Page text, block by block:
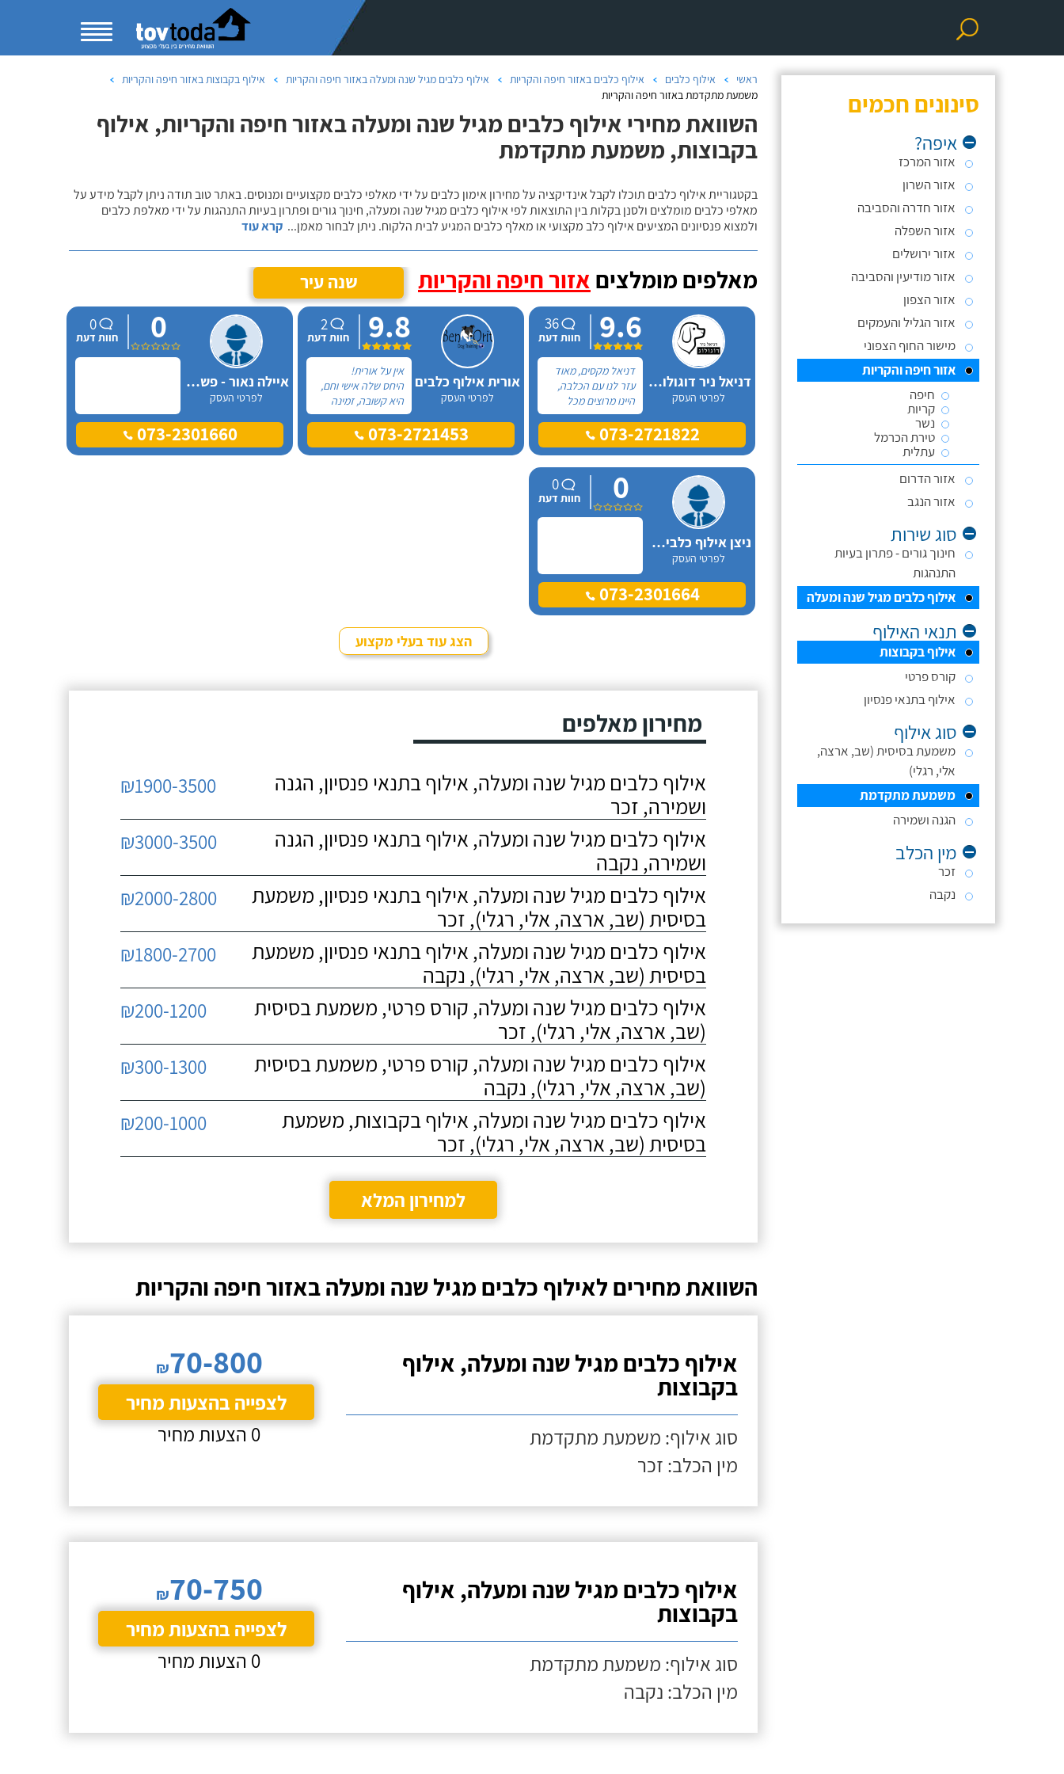
סינונים חכמים
איפה?
אזור המרכז
אזור השרון
אזור חדרה והסביבה
אזור השפלה
אזור ירושלים
אזור מודיעין והסביבה
אזור הצפון
אזור הגליל והעמקים
מישור החוף הצפוני
אזור חיפה והקריות
חיפה
קריות
נשר
טירת הכרמל
עתלית
אזור הדרום
אזור הנגב
סוג שירות
חינוך גורים - פתרון בעיות
התנהגות
אילוף כלבים מגיל שנה ומעלה
תנאי האילוף
אילוף בקבוצות
קורס פרטי
אילוף בתנאי פנסיון
סוג אילוף
משמעת בסיסית (שב, ארצה,
אלי, רגלי)
משמעת מתקדמת
הגנה ושמירה
מין הכלב
זכר
נקבה
ראשי אילוף כלבים אילוף כלבים באזור חיפה והקריות אילוף כלבים מגיל שנה ומעלה באזור חיפה והקריות
אילוף בקבוצות באזור חיפה והקריות
משמעת מתקדמת באזור חיפה והקריות
השוואת מחירי אילוף כלבים מגיל שנה ומעלה באזור חיפה והקריות, אילוף
בקבוצות, משמעת מתקדמת
בקטגוריית אילוף כלבים תוכלו לקבל אינדיקציה על מחירון אימון כלבים על ידי מאלפי כלבים מקצועיים ומנוסים. באתר טוב תודה ניתן לקבל מידע על
מאלפי כלבים מומלצים ולסנן בקלות בין התוצאות לפי אילוף כלבים מגיל שנה ומעלה, חינוך גורים ופתרון בעיות התנהגות על ידי מאלפת כלבים
ולמצוא פנסיונים המציעים אילוף כלב מקצועי או מאלף כלבים המגיע לבית הלקוח. ניתן לבחור מאמן... קרא עוד
מאלפים מומלצים אזור חיפה והקריות שנה עיר
דניאל ניר דוגולוג אילוף כלבים
לפרטי העסק
9.6
36
חוות דעת
דניאל מקסים, מאוד
עזר לנו עם הכלבה,
היינו מרוצים מכל
הבחינות ואנחנו
ממליצים בחום. יש לנו
כלבה שהיו לה בעיות
שהכי הטרידה אותנו
הייתה אכילה מפח
הזבל הביתי.
073-2721822
אורית אילוף כלבים
לפרטי העסק
9.8
2
חוות דעת
אין על אורית!
היחס שלה אישי וחם,
היא קשובה, זמינה
און-ליין לכל שאלה
ובאמת שמגיעות לה
רק מחמאות. אל
073-2721453
איילה נאור - פשוט מאלפת בחיפה
לפרטי העסק
0
0
חוות דעת
073-2301660
ניצן אילוף כלבים על הכנרת
לפרטי העסק
0
0
חוות דעת
073-2301664
הצג עוד בעלי מקצוע
מחירון מאלפים
אילוף כלבים מגיל שנה ומעלה, אילוף בתנאי פנסיון, הגנה
ושמירה, זכר
₪1900-3500
אילוף כלבים מגיל שנה ומעלה, אילוף בתנאי פנסיון, הגנה
ושמירה, נקבה
₪3000-3500
אילוף כלבים מגיל שנה ומעלה, אילוף בתנאי פנסיון, משמעת
בסיסית (שב, ארצה, אלי, רגלי), זכר
₪2000-2800
אילוף כלבים מגיל שנה ומעלה, אילוף בתנאי פנסיון, משמעת
בסיסית (שב, ארצה, אלי, רגלי), נקבה
₪1800-2700
אילוף כלבים מגיל שנה ומעלה, קורס פרטי, משמעת בסיסית
(שב, ארצה, אלי, רגלי), זכר
₪200-1200
אילוף כלבים מגיל שנה ומעלה, קורס פרטי, משמעת בסיסית
(שב, ארצה, אלי, רגלי), נקבה
₪300-1300
אילוף כלבים מגיל שנה ומעלה, אילוף בקבוצות, משמעת
בסיסית (שב, ארצה, אלי, רגלי), זכר
₪200-1000
למחירון המלא
השוואת מחירים לאילוף כלבים מגיל שנה ומעלה באזור חיפה והקריות
אילוף כלבים מגיל שנה ומעלה, אילוף
בקבוצות
סוג אילוף: משמעת מתקדמת
מין הכלב: זכר
₪70-800
לצפייה בהצעות מחיר
0 הצעות מחיר
אילוף כלבים מגיל שנה ומעלה, אילוף
בקבוצות
סוג אילוף: משמעת מתקדמת
מין הכלב: נקבה
₪70-750
לצפייה בהצעות מחיר
0 הצעות מחיר